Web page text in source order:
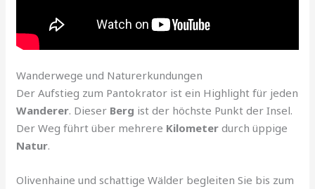
Wanderwege und Naturerkundungen
Der Aufstieg zum Pantokrator ist ein Highlight für jeden
Wanderer. Dieser Berg ist der höchste Punkt der Insel.
Der Weg führt über mehrere Kilometer durch üppige
Natur.
Olivenhaine und schattige Wälder begleiten Sie bis zum